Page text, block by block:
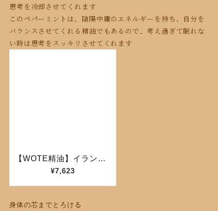
思考を冷却させてくれます
このペパーミントは、陰陽中庸のエネルギーを持ち、自分を
バランスさせてくれる精油でもあるので、考え過ぎて眠れな
い時は思考をスッキリさせてくれます
身体の芯までとろける